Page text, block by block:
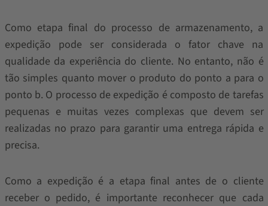
Como etapa final do processo de armazenamento, a
expedição pode ser considerada o fator chave na
qualidade da experiência do cliente. No entanto, não é
tão simples quanto mover o produto do ponto a para o
ponto b. O processo de expedição é composto de tarefas
pequenas e muitas vezes complexas que devem ser
realizadas no prazo para garantir uma entrega rápida e
precisa.
Como a expedição é a etapa final antes de o cliente
receber o pedido, é importante reconhecer que cada